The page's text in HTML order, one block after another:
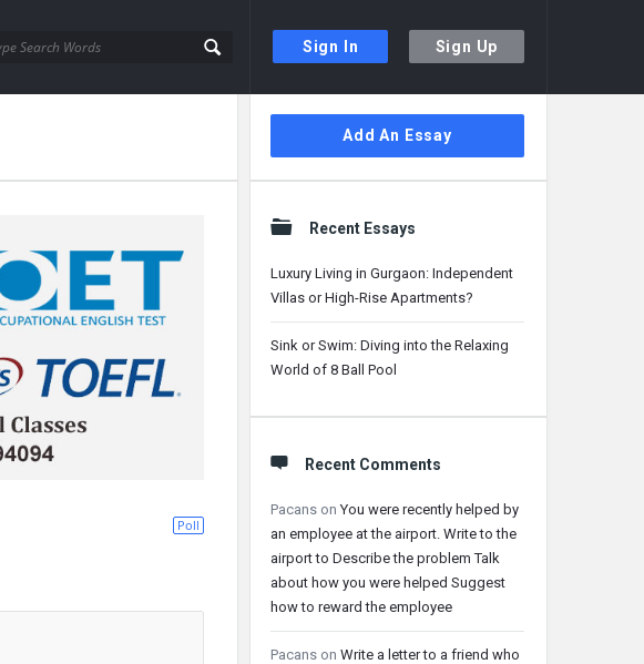
Sign In Sign Up
Poll
Sidebar
Add An Essay
Recent Essays
Luxury Living in Gurgaon: Independent
Villas or High-Rise Apartments?
Sink or Swim: Diving into the Relaxing
World of 8 Ball Pool
Recent Comments
Pacans onYou were recently helped by
an employee at the airport. Write to the
airport to Describe the problem Talk
about how you were helped Suggest
how to reward the employee
Pacans on Write a letter to a friend who